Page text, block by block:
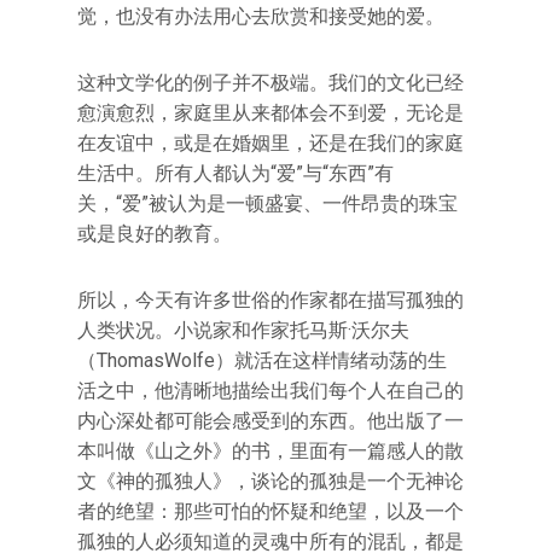
觉，也没有办法用心去欣赏和接受她的爱。
这种文学化的例子并不极端。我们的文化已经
愈演愈烈，家庭里从来都体会不到爱，无论是
在友谊中，或是在婚姻里，还是在我们的家庭
生活中。所有人都认为“爱”与“东西”有
关，“爱”被认为是一顿盛宴、一件昂贵的珠宝
或是良好的教育。
所以，今天有许多世俗的作家都在描写孤独的
人类状况。小说家和作家托马斯·沃尔夫
（ThomasWolfe）就活在这样情绪动荡的生
活之中，他清晰地描绘出我们每个人在自己的
内心深处都可能会感受到的东西。他出版了一
本叫做《山之外》的书，里面有一篇感人的散
文《神的孤独人》，谈论的孤独是一个无神论
者的绝望：那些可怕的怀疑和绝望，以及一个
孤独的人必须知道的灵魂中所有的混乱，都是